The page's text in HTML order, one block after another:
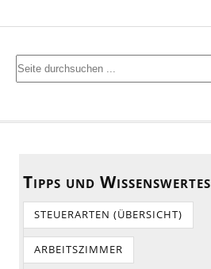
Tipps und Wissenswertes
STEUERARTEN (ÜBERSICHT)
ARBEITSZIMMER